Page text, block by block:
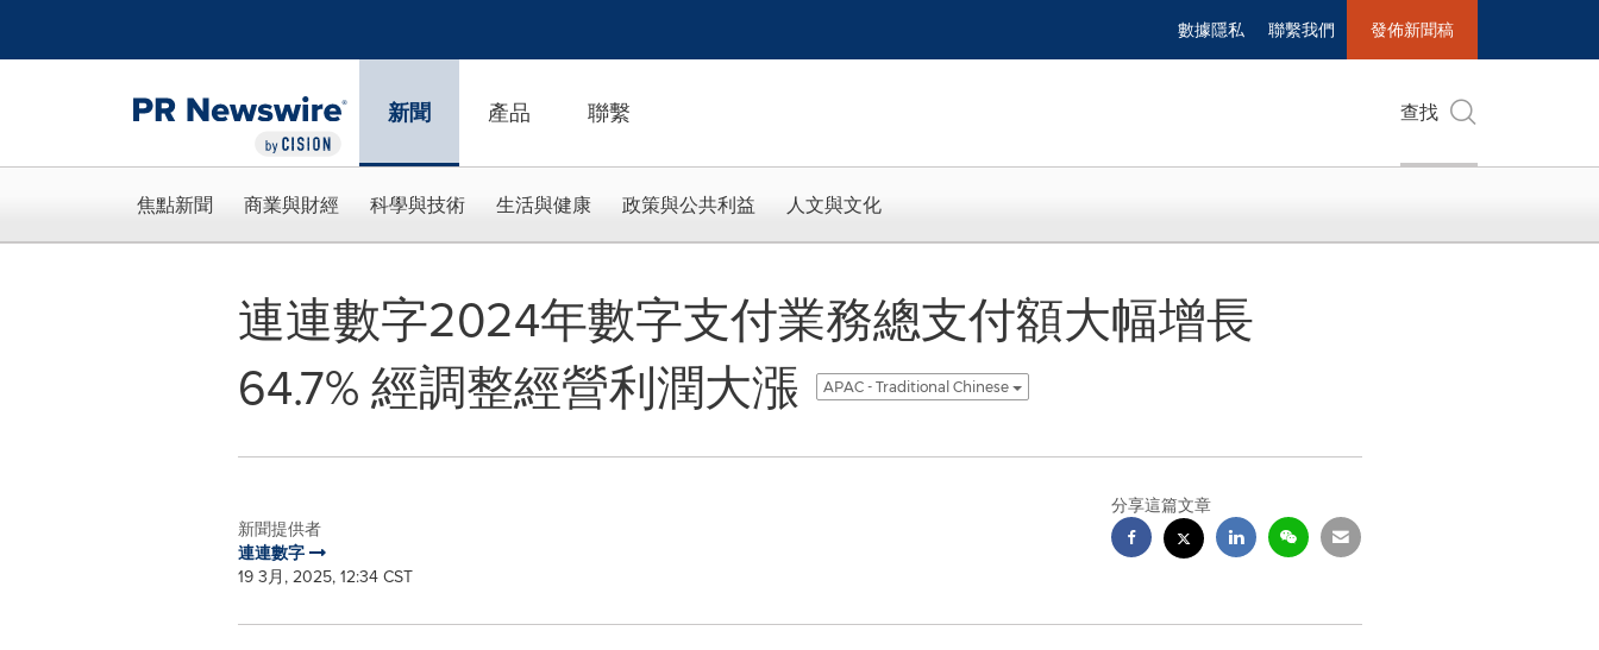
數據隱私 聯繫我們 發佈新聞稿
新聞 產品 聯繫 查找
焦點新聞 商業與財經 科學與技術 生活與健康 政策與公共利益 人文與文化
連連數字2024年數字支付業務總支付額大幅增長
64.7% 經調整經營利潤大漲
APAC - Traditional Chinese
新聞提供者
連連數字
19 3月, 2025, 12:34 CST
分享這篇文章